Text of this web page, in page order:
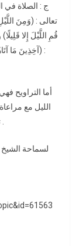
ج : الصلاة في
تعالى : (وَمِنَ
قُمِ اللَّيْلَ إِلا
: (آخِذِينَ مَا
أما التراويح
الليل مع
تسمى قياما لليل ولا مشاحة في ذلك والله الموفق .
لسماحة الشيخ